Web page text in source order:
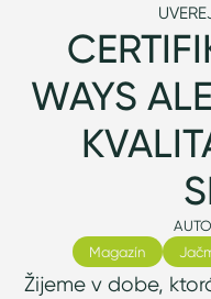
WAYS
Magazín
Žijeme v dobe,